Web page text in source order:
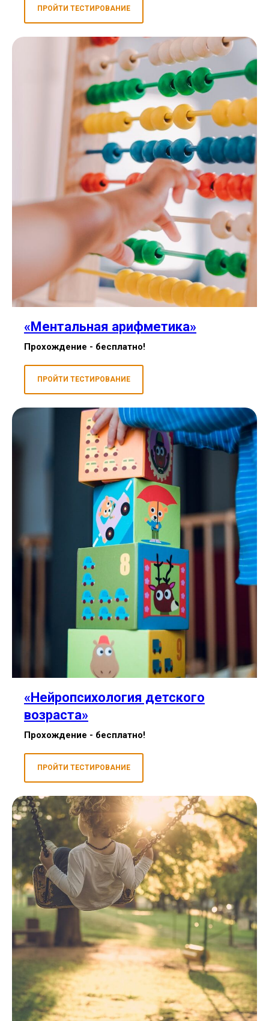
ПРОЙТИ ТЕСТИРОВАНИЕ
«Ментальная арифметика»
Прохождение - бесплатно!
ПРОЙТИ ТЕСТИРОВАНИЕ
«Нейропсихология детского
возраста»
Прохождение - бесплатно!
ПРОЙТИ ТЕСТИРОВАНИЕ